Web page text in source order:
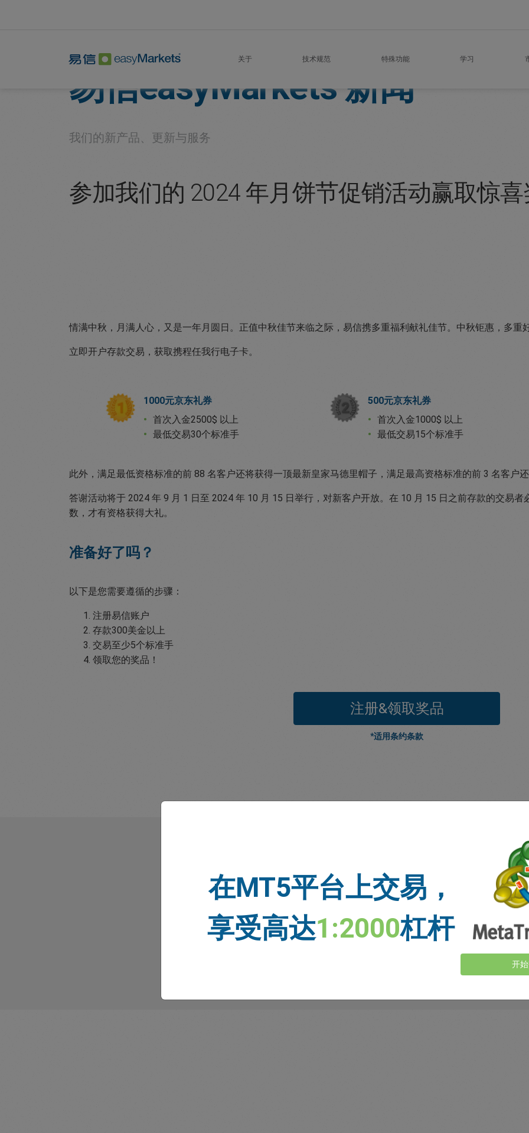
关于 技术规范 特殊功能 学习
易信easyMarkets 新闻
我们的新产品、更新与服务
参加我们的 2024 年月饼节促销活动赢取惊
情满中秋，月满人心，又是一年月圆日。正值中秋佳节来临之际，易信携多重福利献礼佳节。中秋钜惠，多重
立即开户存款交易，获取携程任我行电子卡。
1000元京东礼券
首次入金2500$ 以上
最低交易30个标准手
500元京东礼券
首次入金1000$ 以上
最低交易15个标准手
此外，满足最低资格标准的前 88 名客户还将获得一顶最新皇家马德里帽子，满足最高资格标准的前 3 名客户
答谢活动将于 2024 年 9 月 1 日至 2024 年 10 月 15 日举行，对新客户开放。在 10 月 15 日之前存款的交易
数，才有资格获得大礼。
准备好了吗？
以下是您需要遵循的步骤：
注册易信账户
存款300美金以上
交易至少5个标准手
领取您的奖品！
注册&领取奖品
*适用条约条款
在MT5平台上交易，
享受高达1:2000杠杆
开